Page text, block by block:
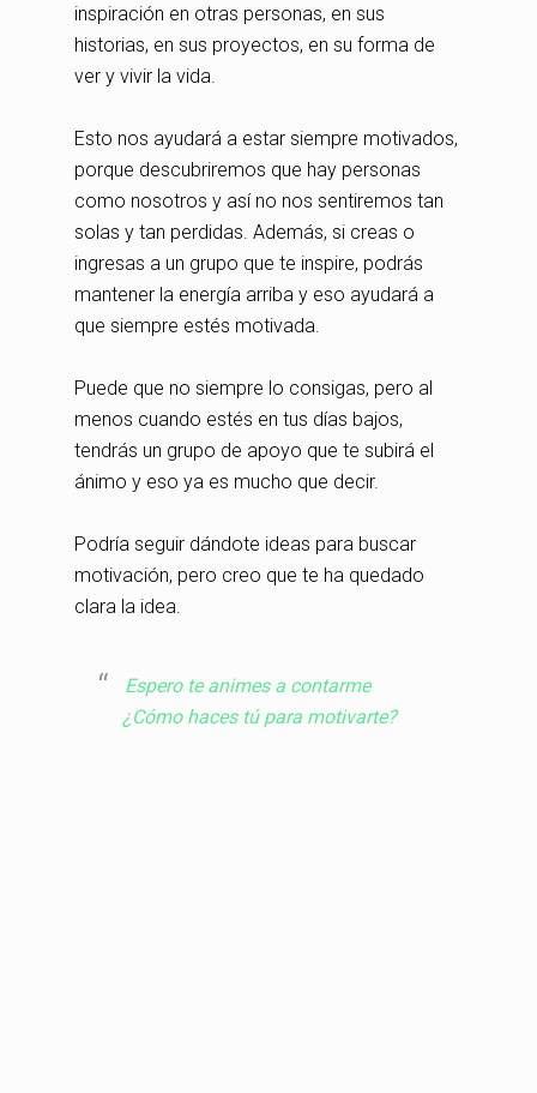
inspiración en otras personas, en sus
historias, en sus proyectos, en su forma de
ver y vivir la vida.
Esto nos ayudará a estar siempre motivados,
porque descubriremos que hay personas
como nosotros y así no nos sentiremos tan
solas y tan perdidas. Además, si creas o
ingresas a un grupo que te inspire, podrás
mantener la energía arriba y eso ayudará a
que siempre estés motivada.
Puede que no siempre lo consigas, pero al
menos cuando estés en tus días bajos,
tendrás un grupo de apoyo que te subirá el
ánimo y eso ya es mucho que decir.
Podría seguir dándote ideas para buscar
motivación, pero creo que te ha quedado
clara la idea.
Espero te animes a contarme
¿Cómo haces tú para motivarte?